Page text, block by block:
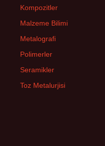
Kompozitler
Malzeme Bilimi
Metalografi
Polimerler
Seramikler
Toz Metalurjisi